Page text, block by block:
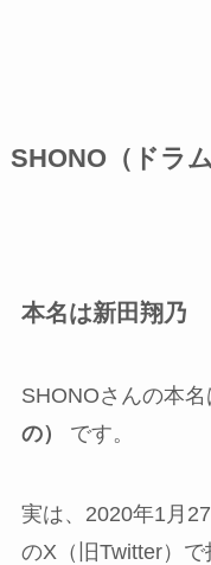
SHONO（ドラ
本名は新田翔乃
SHONOさんの本名
の）
です。
実は、2020年1月
のX（旧Twitter）